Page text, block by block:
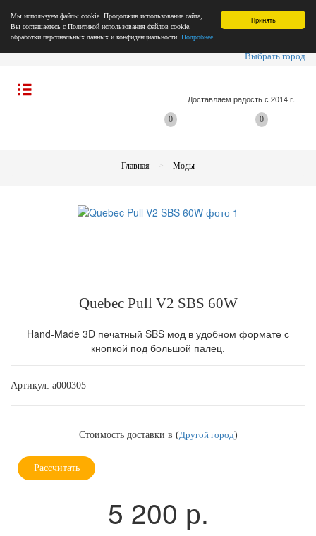
Принять
Мы используем файлы cookie. Продолжив использование сайта,
Вы соглашаетесь с Политикой использования файлов cookie,
обработки персональных данных и конфиденциальности. Подробнее
Выбрать город
Доставляем радость с 2014 г.
0 0
Главная Моды
Quebec Pull V2 SBS 60W
Hand-Made 3D печатный SBS мод в удобном формате с
кнопкой под большой палец.
Артикул: a000305
Стоимость доставки в (Другой город)
Рассчитать
5 200 р.